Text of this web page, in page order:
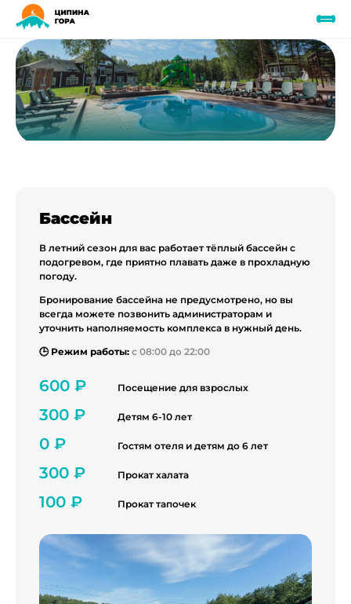
Бассейн
В летний сезон для вас работает тёплый бассейн с
подогревом, где приятно плавать даже в прохладную
погоду.
Бронирование бассейна не предусмотрено, но вы
всегда можете позвонить администраторам и
уточнить наполняемость комплекса в нужный день.
🕒 Режим работы: с 08:00 до 22:00
600 ₽ Посещение для взрослых
300 ₽ Детям 6-10 лет
0 ₽ Гостям отеля и детям до 6 лет
300 ₽ Прокат халата
100 ₽ Прокат тапочек